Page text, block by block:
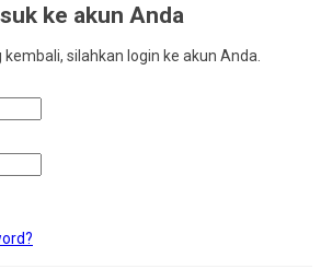
ke akun Anda
silahkan login ke akun Anda.